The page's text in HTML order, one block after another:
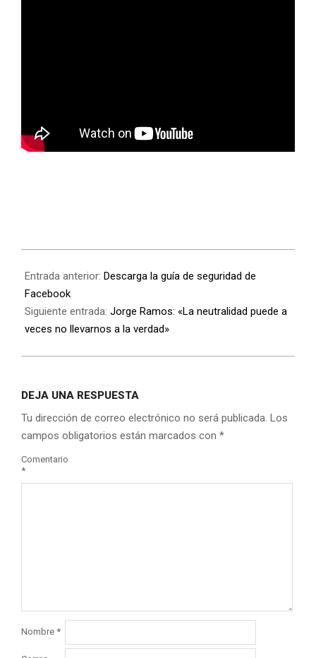
Entrada anterior: Descarga la guía de seguridad de
Facebook
Siguiente entrada: Jorge Ramos: «La neutralidad puede a
veces no llevarnos a la verdad»
DEJA UNA RESPUESTA
Tu dirección de correo electrónico no será publicada. Los
campos obligatorios están marcados con *
Comentario
*
Nombre *